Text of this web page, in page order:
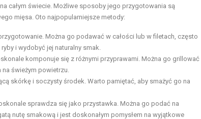
całym świecie. Możliwe sposoby jego przygotowania są
mięsa. Oto najpopularniejsze metody:
Można go podawać w całości lub w filetach, często
i wydobyć jej naturalny smak.
komponuje się z różnymi przyprawami. Można go grillować
świeżym powietrzu.
skórkę i soczysty środek. Warto pamiętać, aby smażyć go na
sprawdza się jako przystawka. Można go podać na
nutę smakową i jest doskonałym pomysłem na wyjątkowe